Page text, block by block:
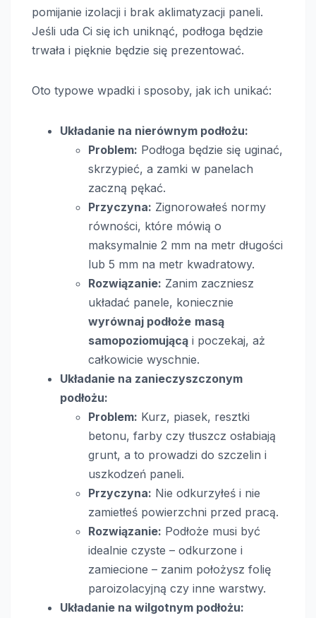
pomijanie izolacji i brak aklimatyzacji paneli.
Jeśli uda Ci się ich uniknąć, podłoga będzie
trwała i pięknie będzie się prezentować.
Oto typowe wpadki i sposoby, jak ich unikać:
Układanie na nierównym podłożu:
Problem: Podłoga będzie się uginać,
skrzypieć, a zamki w panelach
zaczną pękać.
Przyczyna: Zignorowałeś normy
równości, które mówią o
maksymalnie 2 mm na metr długości
lub 5 mm na metr kwadratowy.
Rozwiązanie: Zanim zaczniesz
układać panele, koniecznie
wyrównaj podłoże masą
samopoziomującą i poczekaj, aż
całkowicie wyschnie.
Układanie na zanieczyszczonym
podłożu:
Problem: Kurz, piasek, resztki
betonu, farby czy tłuszcz osłabiają
grunt, a to prowadzi do szczelin i
uszkodzeń paneli.
Przyczyna: Nie odkurzyłeś i nie
zamietłeś powierzchni przed pracą.
Rozwiązanie: Podłoże musi być
idealnie czyste – odkurzone i
zamiecione – zanim położysz folię
paroizolacyjną czy inne warstwy.
Układanie na wilgotnym podłożu: